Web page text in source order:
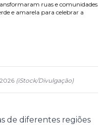
ruas e comunidades
e amarela para celebrar a
(iStock/Divulgação)
de diferentes regiões